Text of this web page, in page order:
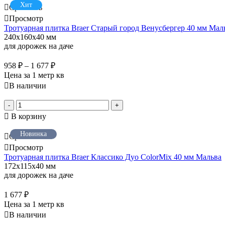
Хит
Сравнить
Просмотр
Тротуарная плитка Braer Старый город Венусбергер 40 мм
240x160x40 мм
для дорожек на даче
958 ₽ – 1 677 ₽
Цена за 1 метр кв
В наличии
- +
В корзину
Новинка
Сравнить
Просмотр
Тротуарная плитка Braer Классико Дуо ColorMix 40 мм Мальва
172x115x40 мм
для дорожек на даче
1 677 ₽
Цена за 1 метр кв
В наличии